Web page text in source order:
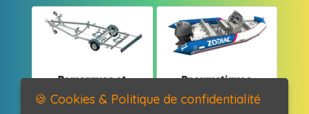
Remorques et
Pneumatiques
🍪 Cookies & Politique de confidentialité